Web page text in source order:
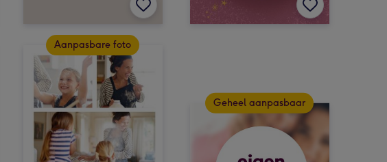
Aanpasbare foto
Geheel aanpasbaar